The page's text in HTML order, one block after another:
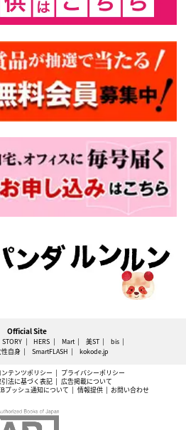
Official Site
STORY HERS Mart 美ST
bis
性自身 SmartFLASH kokode.jp
ンテンツポリシー
プライバシーポリシー
法に基づく表記
広告掲載について
プッシュ通知について 情報提供 お問い合わせ